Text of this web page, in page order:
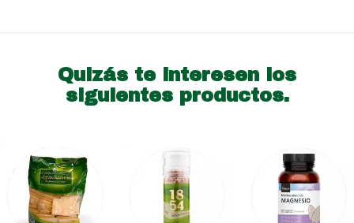
Quizás te interesen los
siguientes productos.